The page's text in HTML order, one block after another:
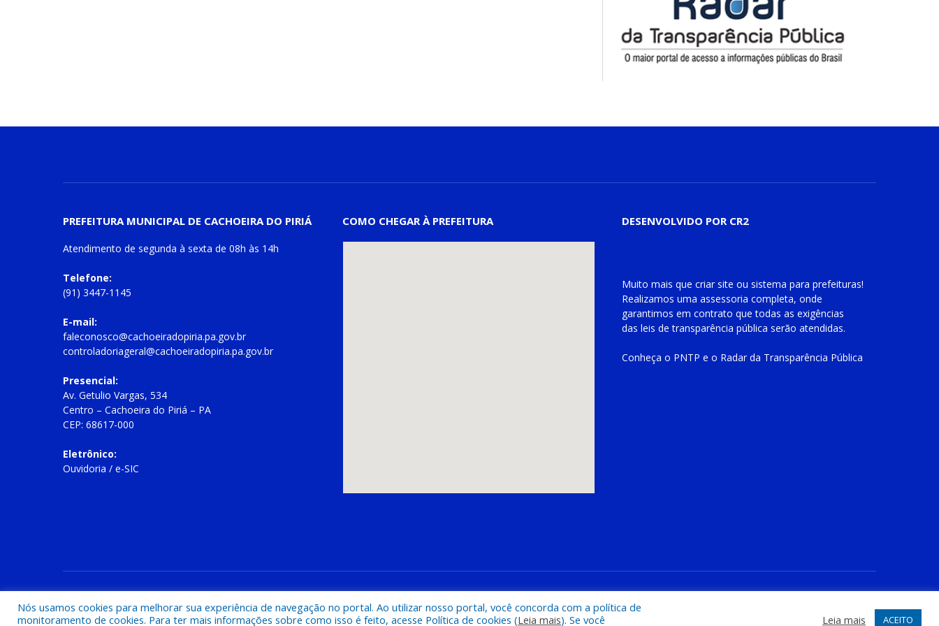
PREFEITURA MUNICIPAL DE CACHOEIRA DO PIRIÁ
Atendimento de segunda à sexta de 08h às 14h
Telefone:
(91) 3447-1145
E-mail:
faleconosco@cachoeiradopiria.pa.gov.br
controladoriageral@cachoeiradopiria.pa.gov.br
Presencial:
Av. Getulio Vargas, 534
Centro – Cachoeira do Piriá – PA
CEP: 68617-000
Eletrônico:
Ouvidoria / e-SIC
COMO CHEGAR À PREFEITURA DESENVOLVIDO POR CR2
Muito mais que criar site ou sistema para prefeituras!
Realizamos uma assessoria completa, onde
garantimos em contrato que todas as exigências
das leis de transparência pública serão atendidas.
Conheça o PNTP e o Radar da Transparência Pública
Nós usamos cookies para melhorar sua experiência de navegação no portal. Ao utilizar nosso portal, você concorda com a política de
monitoramento de cookies. Para ter mais informações sobre como isso é feito, acesse Política de cookies (Leia mais). Se você
Leia mais ACEITO